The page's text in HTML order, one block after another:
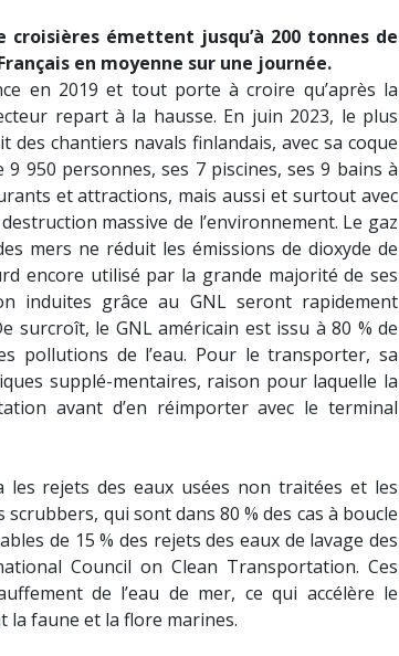
actuelle, la proposition de loi
esquisse un premier pas vers la sobriété
nous avons dépassé 7 des 8 limites
que certaines activités humaines de
à quai et dans les vingt kilomètres autour
de CO2, 570 tonnes de NOx, 275 tonnes de
polluants sont fortement nocifs pour les
dans les quartiers populaires, provoquant
aggravations des allergies et de l’asthme.
croisières émettent jusqu’à 200 tonnes de
en moyenne sur une journée.
en 2019 et tout porte à croire qu’après la
repart à la hausse. En juin 2023, le plus
chantiers navals finlandais, avec sa coque
950 personnes, ses 7 piscines, ses 9 bains à